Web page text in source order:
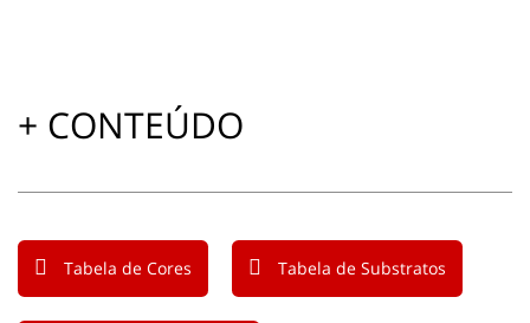
+ CONTEÚDO
Tabela de Cores Tabela de Substratos